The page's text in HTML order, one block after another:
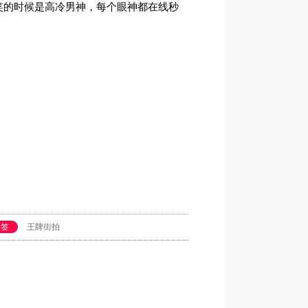
的时候是高冷男神，每个眼神都在线秒
王牌街拍